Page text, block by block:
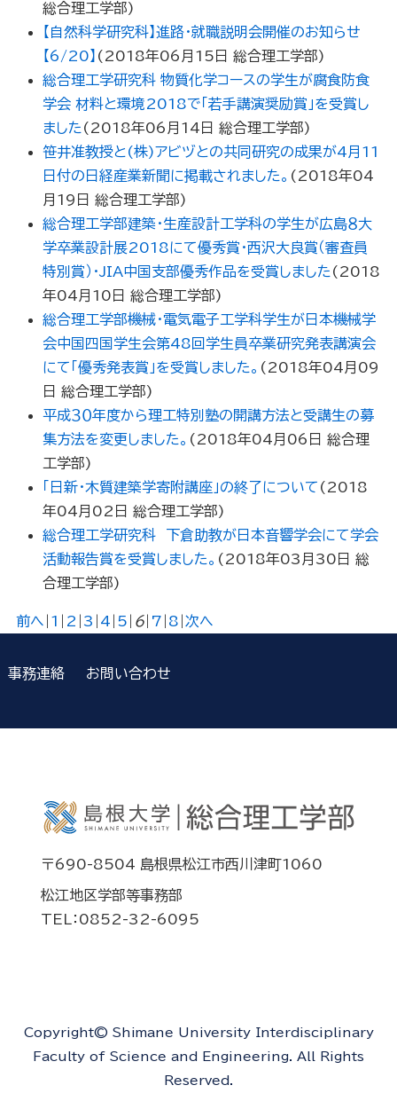
総合理工学部)
【自然科学研究科】進路・就職説明会開催のお知らせ
【6/20】 ( 2018年06月15日 総合理工学部)
総合理工学研究科 物質化学コースの学生が腐食防食
学会 材料と環境2018で「若手講演奨励賞」を受賞し
ました ( 2018年06月14日 総合理工学部)
笹井准教授と(株)アビヅとの共同研究の成果が4月11
日付の日経産業新聞に掲載されました。 ( 2018年04
月19日 総合理工学部)
総合理工学部建築・生産設計工学科の学生が広島８大
学卒業設計展2018にて優秀賞・西沢大良賞（審査員
特別賞）・JIA中国支部優秀作品を受賞しました ( 2018
年04月10日 総合理工学部)
総合理工学部機械・電気電子工学科学生が日本機械学
会中国四国学生会第48回学生員卒業研究発表講演会
にて「優秀発表賞」を受賞しました。 ( 2018年04月09
日 総合理工学部)
平成３０年度から理工特別塾の開講方法と受講生の募
集方法を変更しました。 ( 2018年04月06日 総合理
工学部)
「日新・木質建築学寄附講座」の終了について ( 2018
年04月02日 総合理工学部)
総合理工学研究科 下倉助教が日本音響学会にて学会
活動報告賞を受賞しました。 ( 2018年03月30日 総
合理工学部)
前へ 1 2 3 4 5 6| 7 8 次へ
事務連絡 お問い合わせ
〒690-8504 島根県松江市西川津町1060
松江地区学部等事務部
TEL：0852-32-6095
Copyright© Shimane University Interdisciplinary
Faculty of Science and Engineering. All Rights
Reserved.